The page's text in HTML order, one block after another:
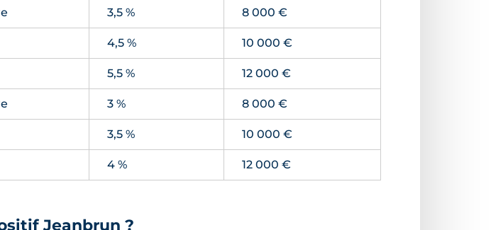
3,5 % 8 000 €
4,5 % 10 000 €
5,5 % 12 000 €
3 % 8 000 €
3,5 % 10 000 €
4 % 12 000 €
Jeanbrun ?